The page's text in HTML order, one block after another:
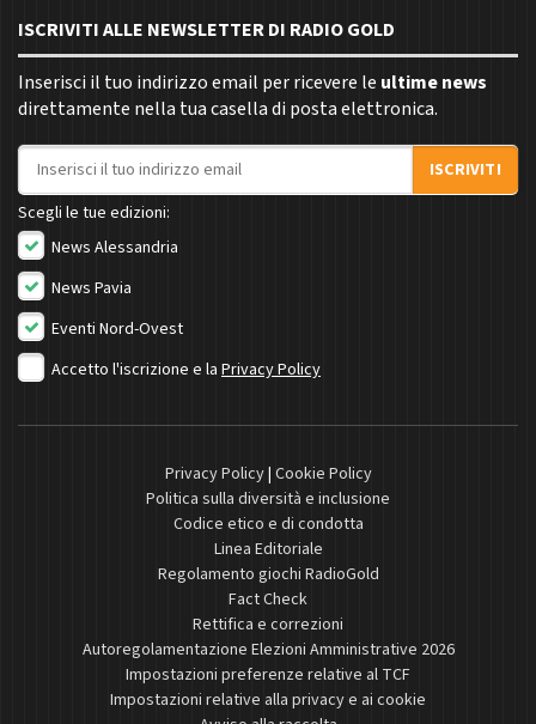
ISCRIVITI ALLE NEWSLETTER DI RADIO GOLD
Inserisci il tuo indirizzo email per ricevere le ultime news
direttamente nella tua casella di posta elettronica.
Indirizzo email
ISCRIVITI
Scegli le tue edizioni:
News Alessandria
News Pavia
Eventi Nord-Ovest
Accetto l'iscrizione e la Privacy Policy
Privacy Policy| Cookie Policy
Politica sulla diversità e inclusione
Codice etico e di condotta
Linea Editoriale
Regolamento giochi RadioGold
Fact Check
Rettifica e correzioni
Autoregolamentazione Elezioni Amministrative 2026
Impostazioni preferenze relative al TCF
Impostazioni relative alla privacy e ai cookie